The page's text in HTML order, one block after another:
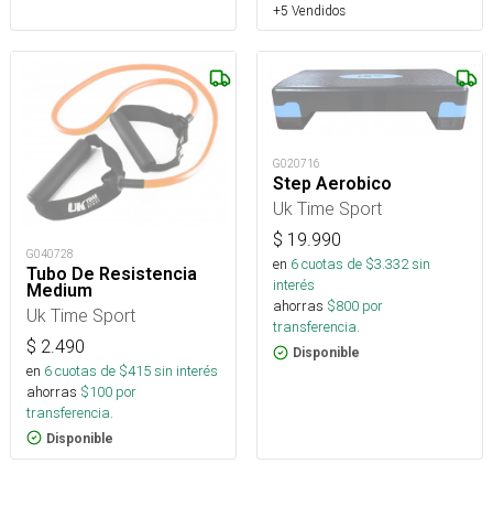
+5 Vendidos
G040728
Tubo De Resistencia
Medium
Uk Time Sport
$ 2.490
en 6cuotas de $415sin interés
ahorras $100 por
transferencia.
Disponible
G020716
Step Aerobico
Uk Time Sport
$ 19.990
en 6cuotas de $3.332sin
interés
ahorras $800 por
transferencia.
Disponible